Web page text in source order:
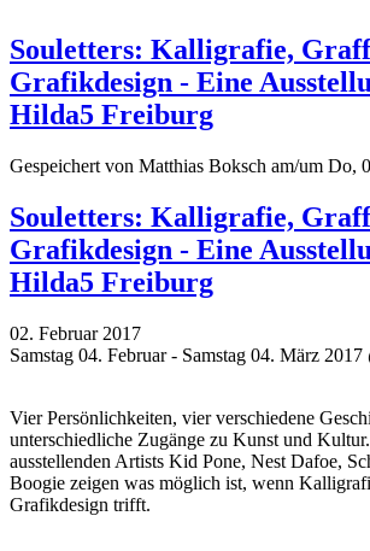
Souletters: Kalligrafie,
Grafikdesign - Eine
Hilda5 Freiburg
Gespeichert von Matthias Boksch am/um Do,
Souletters: Kalligrafie,
Grafikdesign - Eine
Hilda5 Freiburg
02. Februar 2017
Samstag 04. Februar - Samstag 04. März
Vier Persönlichkeiten, vier verschiedene
unterschiedliche Zugänge zu Kunst und
ausstellenden Artists Kid Pone, Nest Dafoe,
Boogie zeigen was möglich ist, wenn
Grafikdesign trifft.